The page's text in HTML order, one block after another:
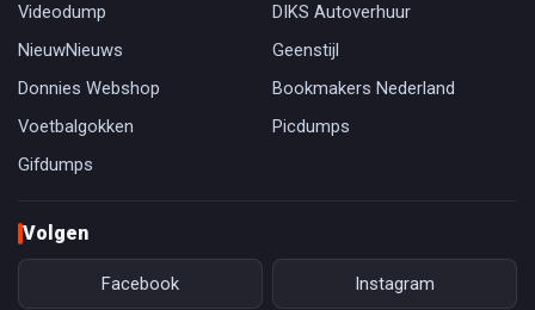
Videodump
DIKS Autoverhuur
NieuwNieuws
Geenstijl
Donnies Webshop
Bookmakers Nederland
Voetbalgokken
Picdumps
Gifdumps
Volgen
Facebook Instagram